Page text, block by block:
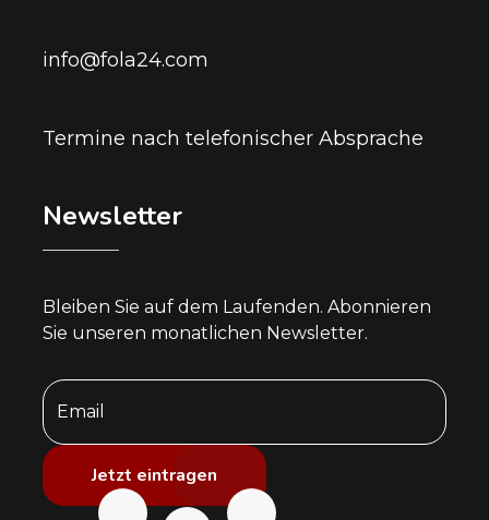
info@fola24.com
Termine nach telefonischer Absprache
Newsletter
Bleiben Sie auf dem Laufenden. Abonnieren
Sie unseren monatlichen Newsletter.
Jetzt eintragen